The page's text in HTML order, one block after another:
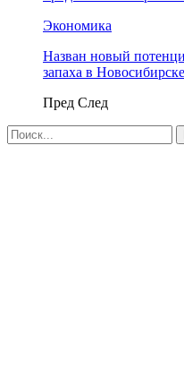
Экономика
Назван новый
запаха в Новосибирске
Пред След